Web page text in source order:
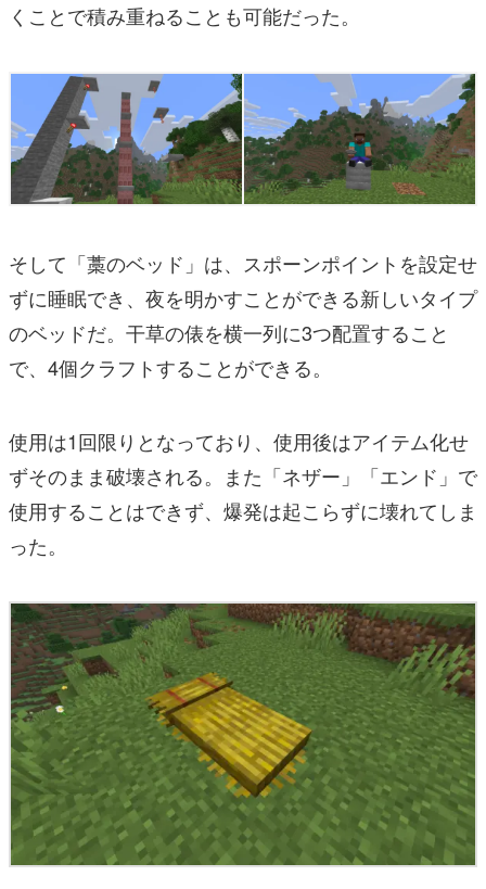
くことで積み重ねることも可能だった。
そして「藁のベッド」は、スポーンポイントを設定せ
ずに睡眠でき、夜を明かすことができる新しいタイプ
のベッドだ。干草の俵を横一列に3つ配置すること
で、4個クラフトすることができる。
使用は1回限りとなっており、使用後はアイテム化せ
ずそのまま破壊される。また「ネザー」「エンド」で
使用することはできず、爆発は起こらずに壊れてしま
った。